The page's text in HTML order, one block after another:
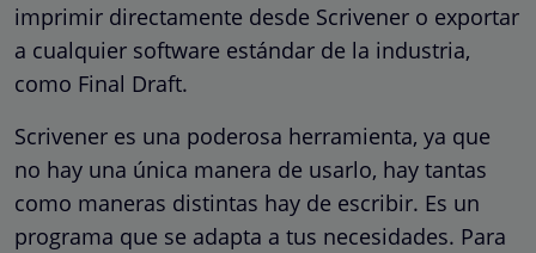
imprimir directamente desde Scrivener o exportar
a cualquier software estándar de la industria,
como Final Draft.
Scrivener es una poderosa herramienta, ya que
no hay una única manera de usarlo, hay tantas
como maneras distintas hay de escribir. Es un
programa que se adapta a tus necesidades. Para